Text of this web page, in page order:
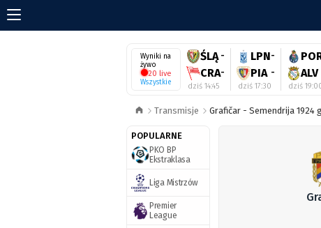
Wyniki na
żywo
20 live
Wszystkie
ŚLĄ -
CRA-
dziś 14:45
LPN-
PIA -
dziś 17:30
ALV
dziś
Transmisje Grafičar - Semendrija 1924
POPULARNE
PKO BP
Ekstraklasa
Liga Mistrzów
Premier
League